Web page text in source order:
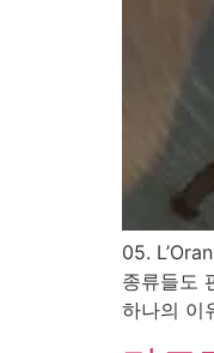
05.
종류들도
하나의 이